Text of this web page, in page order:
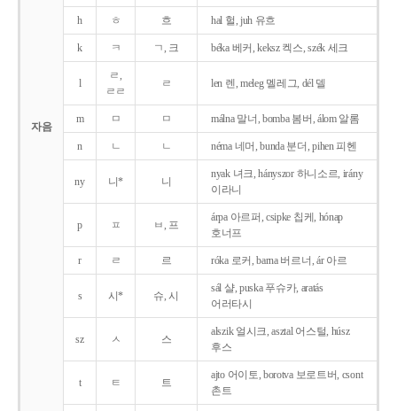
자음
h ㅎ 흐 hal 헐, juh 유흐
k ㅋ ㄱ, 크 béka 베커, keksz 켁스, szék 세크
l
ㄹ,
ㄹㄹ
ㄹ len 렌, meleg 멜레그, dél 델
m ㅁ ㅁ málna 말너, bomba 봄버, álom 알롬
n ㄴ ㄴ néma 네머, bunda 분더, pihen 피헨
ny 니* 니
nyak 녀크, hányszor 하니소르, irány
이라니
p ㅍ ㅂ, 프
árpa 아르퍼, csipke 칩케, hónap
호너프
r ㄹ 르 róka 로커, barna 버르너, ár 아르
s 시* 슈, 시
sál 샬, puska 푸슈카, aratás
어러타시
sz ㅅ 스
alszik 얼시크, asztal 어스털, húsz
후스
t ㅌ 트
ajto 어이토, borotva 보로트버, csont
촌트